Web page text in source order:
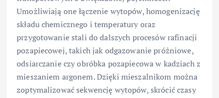
Umożliwiają one łączenie wytopów, homogenizację
składu chemicznego i temperatury oraz
przygotowanie stali do dalszych procesów rafinacji
pozapiecowej, takich jak odgazowanie próżniowe,
odsiarczanie czy obróbka pozapiecowa w kadziach z
mieszaniem argonem. Dzięki mieszalnikom można
zoptymalizować sekwencję wytopów, skrócić czasy